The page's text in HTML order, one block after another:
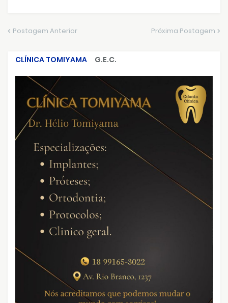
Postagem Anterior Próxima Postagem
CLÍNICA TOMIYAMA
G.E.C.
CRIMES QUE ABALARAM O BRASIL